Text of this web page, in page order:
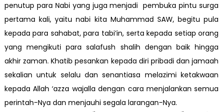
penutup para Nabi yang juga menjadi pembuka pintu surga
pertama kali, yaitu nabi kita Muhammad SAW, begitu pula
kepada para sahabat, para tabi’in, serta kepada setiap orang
yang mengikuti para salafush shalih dengan baik hingga
akhir zaman. Khatib pesankan kepada diri pribadi dan jamaah
sekalian untuk selalu dan senantiasa melazimi ketakwaan
kepada Allah ‘azza wajalla dengan cara menjalankan semua
perintah-Nya dan menjauhi segala larangan-Nya.